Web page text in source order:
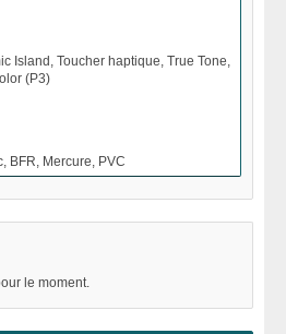
Island, Toucher haptique, True Tone,
(P3)
BFR, Mercure, PVC
le moment.